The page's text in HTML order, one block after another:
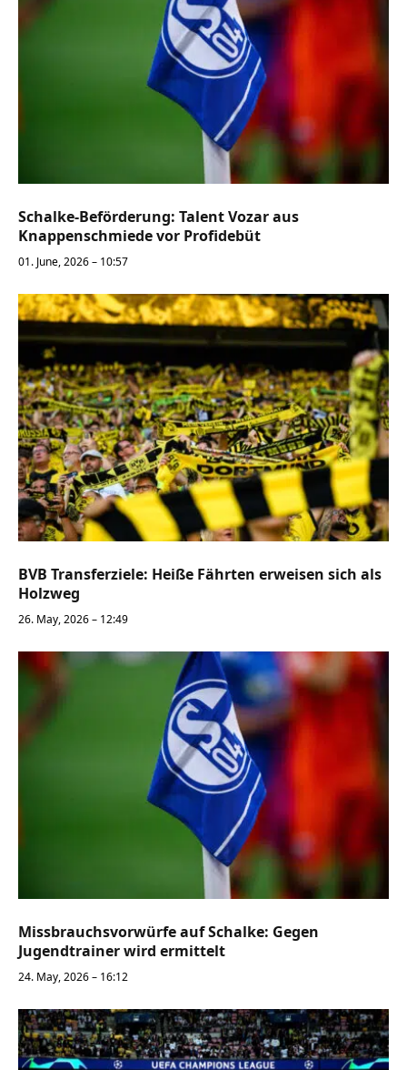
Schalke-Beförderung: Talent Vozar aus
Knappenschmiede vor Profidebüt
01. June, 2026 – 10:57
BVB Transferziele: Heiße Fährten erweisen sich als
Holzweg
26. May, 2026 – 12:49
Missbrauchsvorwürfe auf Schalke: Gegen
Jugendtrainer wird ermittelt
24. May, 2026 – 16:12